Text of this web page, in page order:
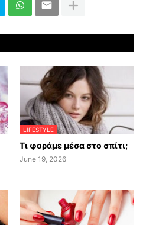
LIFESTYLE
Τι φοράμε μέσα στο σπίτι;
June 19, 2026